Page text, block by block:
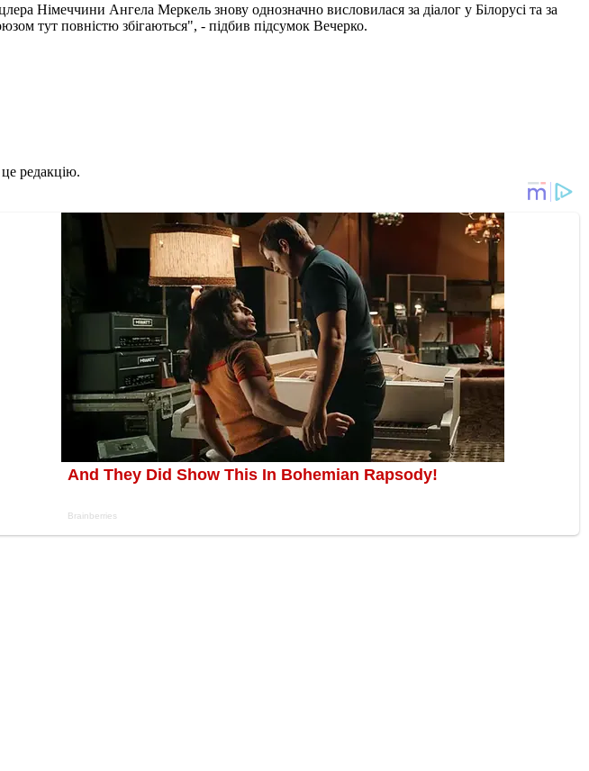
Німеччини Ангела Меркель знову однозначно висловилася за діалог у Білорусі та за
тут повністю збігаються", - підбив підсумок Вечерко.
редакцію.